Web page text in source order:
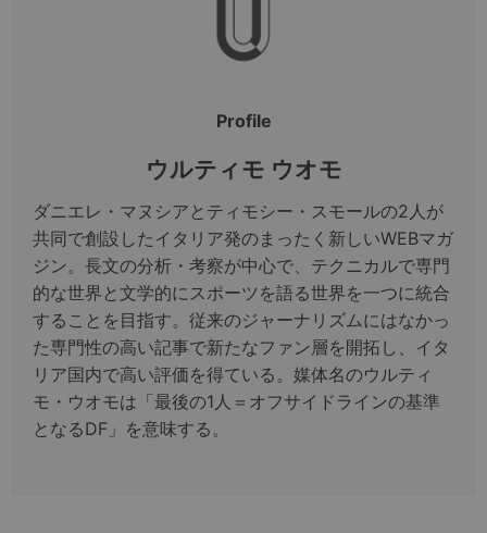
Profile
ウルティモ ウオモ
ダニエレ・マヌシアとティモシー・スモールの2人が
共同で創設したイタリア発のまったく新しいWEBマガ
ジン。長文の分析・考察が中心で、テクニカルで専門
的な世界と文学的にスポーツを語る世界を一つに統合
することを目指す。従来のジャーナリズムにはなかっ
た専門性の高い記事で新たなファン層を開拓し、イタ
リア国内で高い評価を得ている。媒体名のウルティ
モ・ウオモは「最後の1人＝オフサイドラインの基準
となるDF」を意味する。